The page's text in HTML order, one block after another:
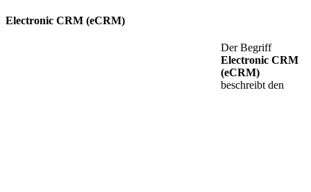
Electronic CRM (eCRM)
Der Begriff
Electronic CRM
(eCRM)
beschreibt den